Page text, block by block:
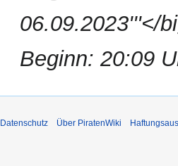
06.09.2023'''</
Beginn: 20:09
Datenschutz Über PiratenWiki